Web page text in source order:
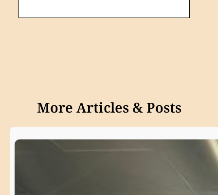
More Articles & Posts